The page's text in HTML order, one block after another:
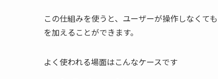
この仕組みを使うと、ユーザーが操作しなくて
を加えることができます。
よく使われる場面はこんなケースです